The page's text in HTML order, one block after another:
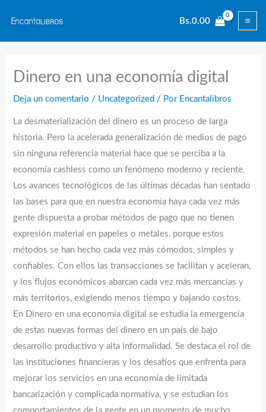
contenido
Bs.0.00
Dinero en una economía digital
Deja un comentario / Uncategorized / Por Encantalibros
La desmaterialización del dinero es un proceso de larga
historia. Pero la acelerada generalización de medios de pago
sin ninguna referencia material hace que se perciba a la
economía cashless como un fenómeno moderno y reciente.
Los avances tecnológicos de las últimas décadas han sentado
las bases para que en nuestra economía haya cada vez más
gente dispuesta a probar métodos de pago que no tienen
expresión material en papeles o metales, porque estos
métodos se han hecho cada vez más cómodos, simples y
confiables. Con ellos las transacciones se facilitan y aceleran,
y los flujos económicos abarcan cada vez más mercancías y
más territorios, exigiendo menos tiempo y bajando costos.
En Dinero en una economía digital se estudia la emergencia
de estas nuevas formas del dinero en un país de bajo
desarrollo productivo y alta informalidad. Se destaca el rol de
las instituciones financieras y los desafíos que enfrenta para
mejorar los servicios en una economía de limitada
bancarización y complicada normativa, y se estudian los